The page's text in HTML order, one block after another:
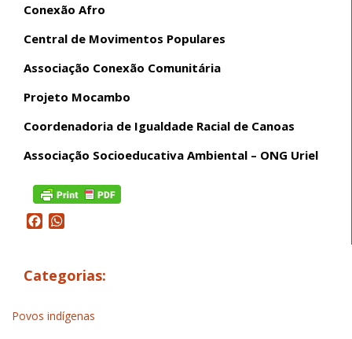
Conexão Afro
Central de Movimentos Populares
Associação Conexão Comunitária
Projeto Mocambo
Coordenadoria de Igualdade Racial de Canoas
Associação Socioeducativa Ambiental – ONG Uriel
Facebook
Categorias:
Povos indígenas